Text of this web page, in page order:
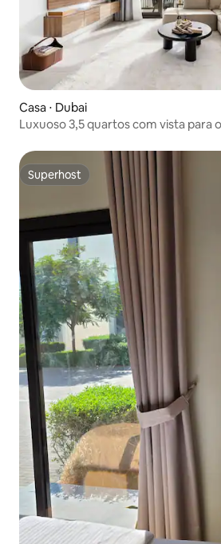
Casa ⋅ Dubai
Luxuoso 3,5 quartos com vista para
Superhost
Superhost